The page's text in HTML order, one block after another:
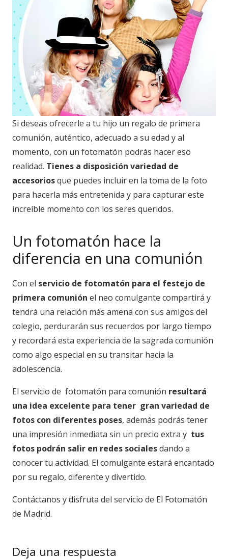
Si deseas ofrecerle a tu hijo un regalo de primera
comunión, auténtico, adecuado a su edad y al
momento, con un fotomatón podrás hacer eso
realidad. Tienes a disposición variedad de
accesoriosque puedes incluir en la toma de la foto
para hacerla más entretenida y para capturar este
increíble momento con los seres queridos.
Un fotomatón hace la
diferencia en una comunión
Con el servicio de fotomatón para el festejo de
primera comunión el neo comulgante compartirá y
tendrá una relación más amena con sus amigos del
colegio, perdurarán sus recuerdos por largo tiempo
y recordará esta experiencia de la sagrada comunión
como algo especial en su transitar hacia la
adolescencia.
El servicio de fotomatón para comunión resultará
una idea excelente para tener gran variedad de
fotos con diferentes poses, además podrás tener
una impresión inmediata sin un precio extra y tus
fotos podrán salir en redes socialesdando a
conocer tu actividad. El comulgante estará encantado
por su regalo, diferente y divertido.
Contáctanos y disfruta del servicio de El Fotomatón
de Madrid.
Deja una respuesta